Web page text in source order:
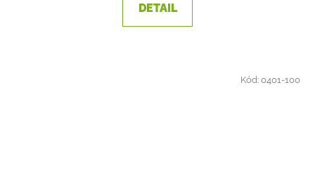
DETAIL
Kód:0401-100